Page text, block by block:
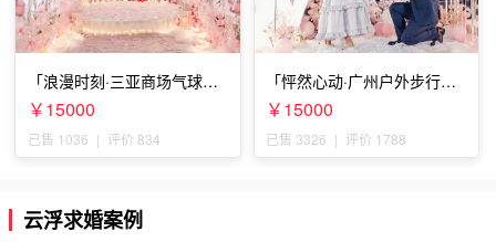
「浪漫时刻·三亚商场气球雨
惊喜求婚」
￥15000
已售 1036 | 评价 834
「怦然心动·广州户外步行街
求婚」
￥15000
已售 3326 | 评价 1788
云浮求婚案例